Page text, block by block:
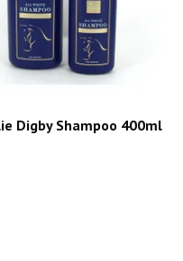
Digby Shampoo 400ml